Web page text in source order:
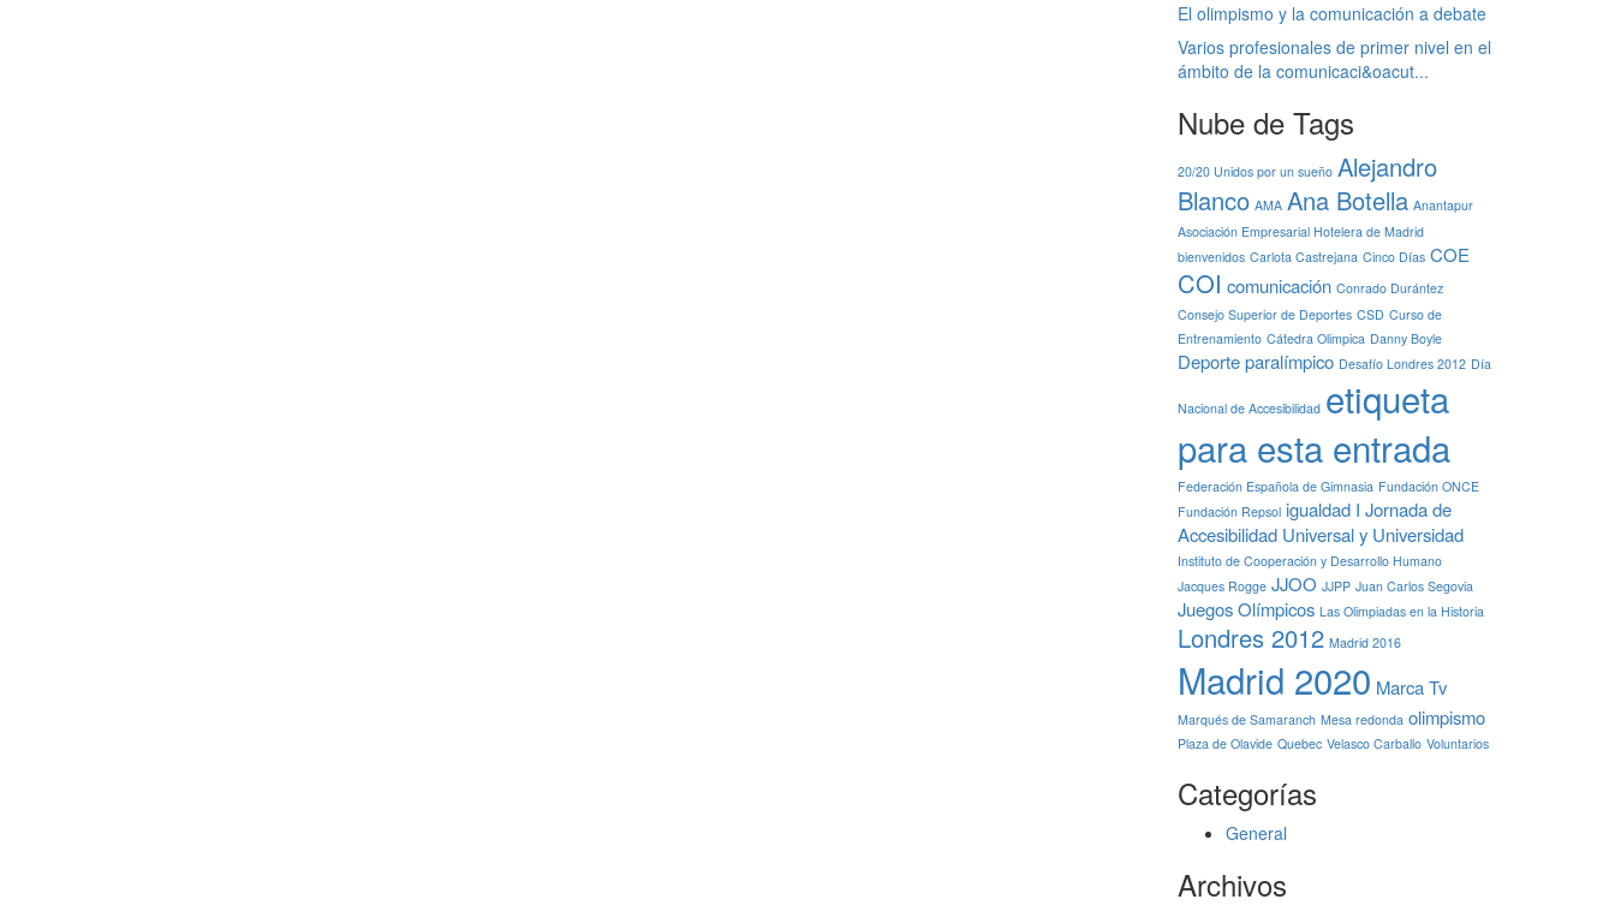
El olimpismo y la comunicación a debate
Varios profesionales de primer nivel en el
ámbito de la comunicaci&oacut...
Nube de Tags
20/20 Unidos por un sueño Alejandro
Blanco AMA Ana Botella Anantapur
Asociación Empresarial Hotelera de Madrid
bienvenidos Carlota Castrejana Cinco Días COE
COI comunicación Conrado Durántez
Consejo Superior de Deportes CSD Curso de
Entrenamiento Cátedra Olimpica Danny Boyle
Deporte paralímpico Desafío Londres 2012 Día
Nacional de Accesibilidad etiqueta
para esta entrada
Federación Española de Gimnasia Fundación ONCE
Fundación Repsol igualdad I Jornada de
Accesibilidad Universal y Universidad
Instituto de Cooperación y Desarrollo Humano
Jacques Rogge JJOO JJPP Juan Carlos Segovia
Juegos Olímpicos Las Olimpiadas en la Historia
Londres 2012 Madrid 2016
Madrid 2020 Marca Tv
Marqués de Samaranch Mesa redonda olimpismo
Plaza de Olavide Quebec Velasco Carballo Voluntarios
Categorías
General
Archivos